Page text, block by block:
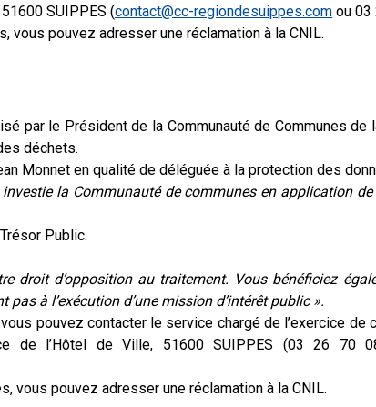
SUIPPES (contact@cc-regiondesuippes.com ou 03
pouvez adresser une réclamation à la CNIL.
par le Président de la Communauté de Communes de
déchets.
Monnet en qualité de déléguée à la protection des
la Communauté de communes en application
Public.
droit d’opposition au traitement. Vous bénéficiez
à l’exécution d’une mission d’intérêt public ».
pouvez contacter le service chargé de l’exercice de
de l’Hôtel de Ville, 51600 SUIPPES (03 26 70
vous pouvez adresser une réclamation à la CNIL.